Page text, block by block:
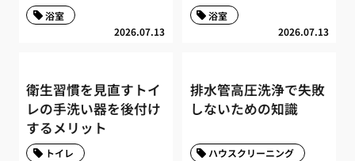
2026.07.13
浴室
2026.07.13
浴室
衛生習慣を見直すトイ
レの手洗い器を後付け
するメリット
トイレ
排水管高圧洗浄で失敗
しないための知識
ハウスクリーニング